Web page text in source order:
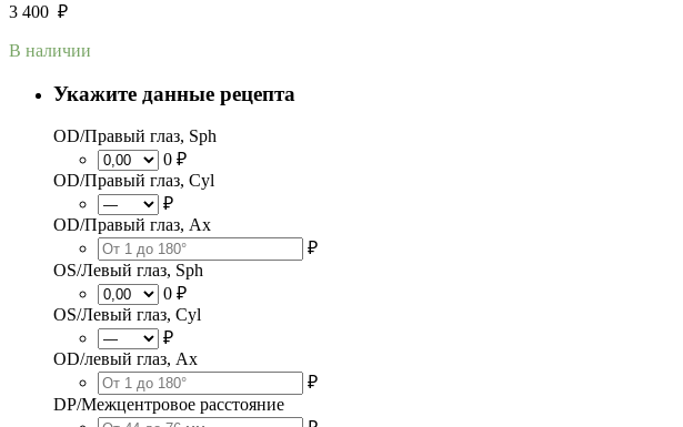
3 400 ₽
В наличии
Укажите данные рецепта
OD/Правый глаз, Sph
0 ₽
OD/Правый глаз, Cyl
₽
OD/Правый глаз, Ax
₽
OS/Левый глаз, Sph
0 ₽
OS/Левый глаз, Cyl
₽
OD/левый глаз, Ax
₽
DP/Межцентровое расстояние